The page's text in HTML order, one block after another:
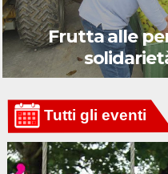
Frutta alle